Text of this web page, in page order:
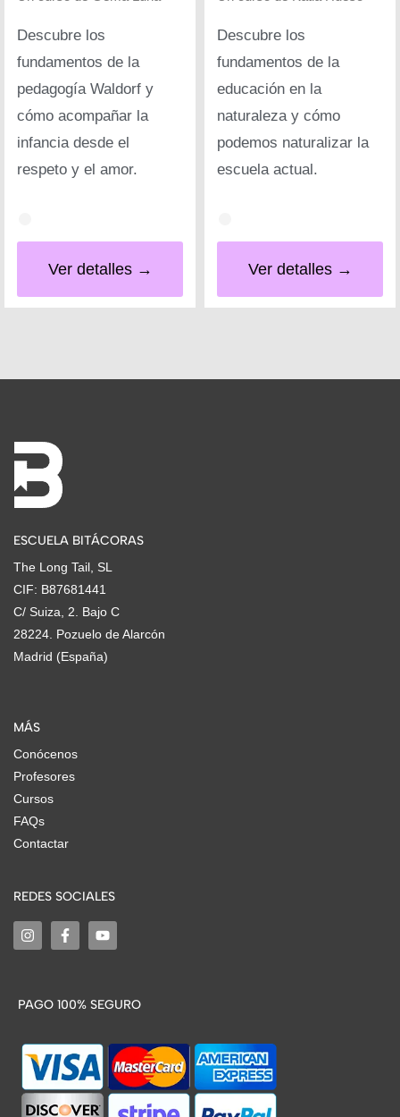
Descubre los
fundamentos de la
pedagogía Waldorf y
cómo acompañar la
infancia desde el
respeto y el amor.
Ver detalles →
Descubre los
fundamentos de la
educación en la
naturaleza y cómo
podemos naturalizar la
escuela actual.
Ver detalles →
ESCUELA BITÁCORAS
The Long Tail, SL
CIF: B87681441
C/ Suiza, 2. Bajo C
28224. Pozuelo de Alarcón
Madrid (España)
MÁS
Conócenos
Profesores
Cursos
FAQs
Contactar
REDES SOCIALES
PAGO 100% SEGURO